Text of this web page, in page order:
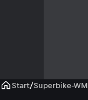
Start/Superbike-WM